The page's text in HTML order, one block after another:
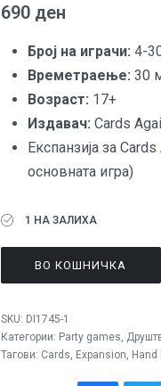
690 ден
Броj на играчи: 4-
Времетраење: 30
Возраст: 17+
Издавач: Cards
Експанзија за Cards
основната игра)
1 НА ЗАЛИХА
ВО КОШНИЧКА
SKU: DI1745-1
Категории: Party games,
Тагови: Cards, Expansion, Hand